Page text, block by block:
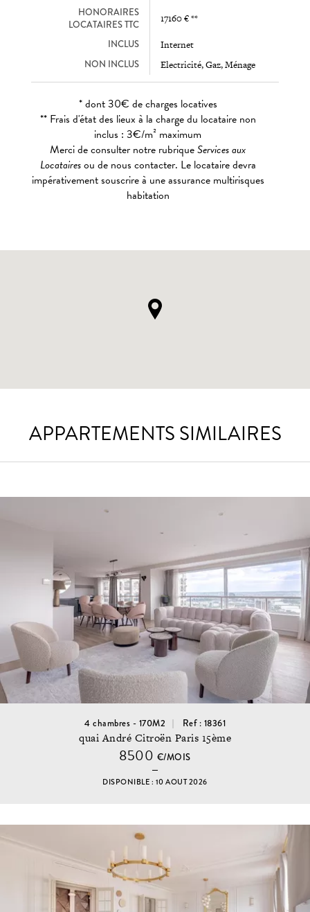
HONORAIRES
LOCATAIRES TTC
17160 € **
INCLUS Internet
NON INCLUS Electricité, Gaz, Ménage
* dont 30€ de charges locatives
** Frais d'état des lieux à la charge du locataire non
inclus : 3€/m² maximum
Merci de consulter notre rubriqueServices aux
Locatairesou de nous contacter. Le locataire devra
impérativement souscrire à une assurance multirisques
habitation
APPARTEMENTS SIMILAIRES
4 chambres - 170M2 Ref : 18361
quai André Citroën Paris 15ème
8500 €/MOIS
DISPONIBLE : 10 AOUT 2026